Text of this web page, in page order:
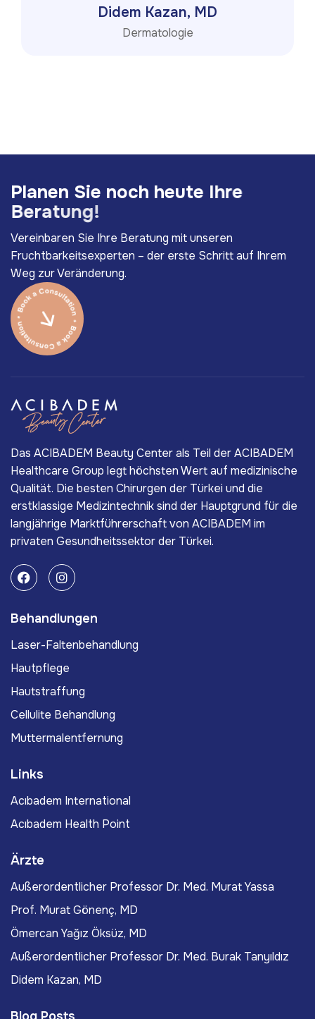
Didem Kazan, MD
Dermatologie
Planen Sie noch heute Ihre
Beratung!
Vereinbaren Sie Ihre Beratung mit unseren
Fruchtbarkeitsexperten – der erste Schritt auf Ihrem
Weg zur Veränderung.
Das ACIBADEM Beauty Center als Teil der ACIBADEM
Healthcare Group legt höchsten Wert auf medizinische
Qualität. Die besten Chirurgen der Türkei und die
erstklassige Medizintechnik sind der Hauptgrund für die
langjährige Marktführerschaft von ACIBADEM im
privaten Gesundheitssektor der Türkei.
Behandlungen
Laser-Faltenbehandlung
Hautpflege
Hautstraffung
Cellulite Behandlung
Muttermalentfernung
Links
Acıbadem International
Acıbadem Health Point
Ärzte
Außerordentlicher Professor Dr. Med. Murat Yassa
Prof. Murat Gönenç, MD
Ömercan Yağız Öksüz, MD
Außerordentlicher Professor Dr. Med. Burak Tanyıldız
Didem Kazan, MD